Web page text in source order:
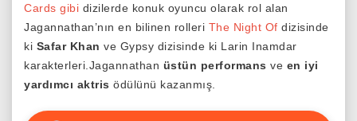
Cards gibi dizilerde konuk oyuncu olarak rol alan
Jagannathan’nın en bilinen rolleri The Night Of dizisinde
ki Safar Khan ve Gypsy dizisinde ki Larin Inamdar
karakterleri.Jagannathan üstün performans ve en iyi
yardımcı aktris ödülünü kazanmış.